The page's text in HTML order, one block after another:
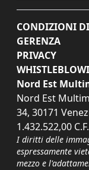
CONDIZIONI
GERENZA
PRIVACY
Nord Est
Nord Est
34, 30171
1.432.522,00
I diritti delle
espressamente
mezzo e